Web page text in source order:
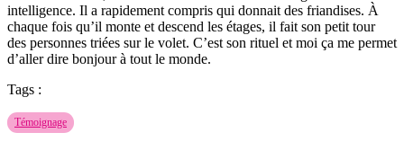
intelligence. Il a rapidement compris qui donnait des friandises. À
chaque fois qu’il monte et descend les étages, il fait son petit tour
des personnes triées sur le volet. C’est son rituel et moi ça me permet
d’aller dire bonjour à tout le monde.
Tags :
Témoignage